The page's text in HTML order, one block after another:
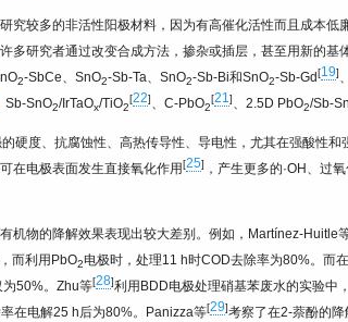
究较多的非活性阳极材料，因为有高催化活性而且成本
多研究者通过改变合成方法，掺杂或插层，甚至用新的基
2-SbCe、SnO2-Sb-Ta、SnO2-Sb-Bi和SnO2-Sb-Gd[19]
Sb-SnO2/IrTaOx/TiO2
[22]、C-PbO2
[21]、2.5D PbO2/Sb-
硬度、抗腐蚀性、高热传导性、导电性，尤其在强酸性
在电极表面发生直接氧化作用[25] ，产生更多的·OH、过
机物的降解效果表现出较大差别。例如，Martínez-Huitle
而利用PbO2电极时，处理11 h时COD去除率为80%。而
50%。Zhu等[28]利用BDD电极处理硝基苯废水的实验中
在电解25 h后为80%。Panizza等[29]考察了在2-萘酚的